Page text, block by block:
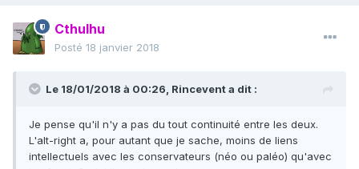
Cthulhu
Posté 18 janvier 2018
Le 18/01/2018 à 00:26, Rinceventa dit :
Je pense qu'il n'y a pas du tout continuité entre les deux.
L'alt-right a, pour autant que je sache, moins de liens
intellectuels avec les conservateurs (néo ou paléo) qu'avec